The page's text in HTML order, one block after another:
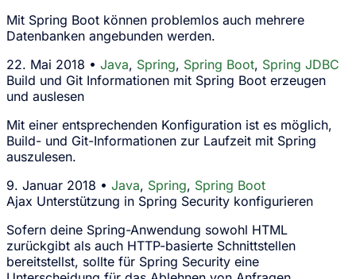
Mit Spring Boot können problemlos auch mehrere
Datenbanken angebunden werden.
22. Mai 2018 • Java, Spring, Spring Boot, Spring JDBC
Build und Git Informationen mit Spring Boot erzeugen
und auslesen
Mit einer entsprechenden Konfiguration ist es möglich,
Build- und Git-Informationen zur Laufzeit mit Spring
auszulesen.
9. Januar 2018 • Java, Spring, Spring Boot
Ajax Unterstützung in Spring Security konfigurieren
Sofern deine Spring-Anwendung sowohl HTML
zurückgibt als auch HTTP-basierte Schnittstellen
bereitstellst, sollte für Spring Security eine